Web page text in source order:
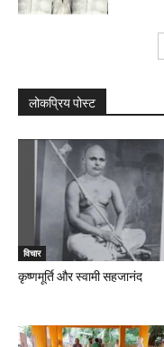
लोकप्रिय पोस्ट
विचार
कृष्णमूर्ति और स्वामी सहजानंद